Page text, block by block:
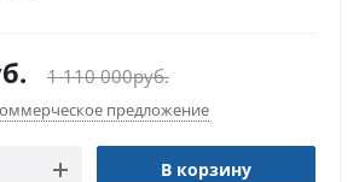
1 110 000руб.
предложение
В корзину